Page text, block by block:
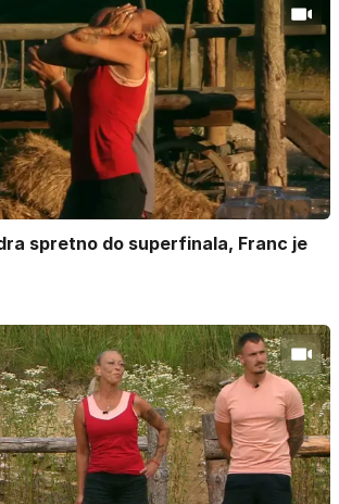
spretno do superfinala, Franc je